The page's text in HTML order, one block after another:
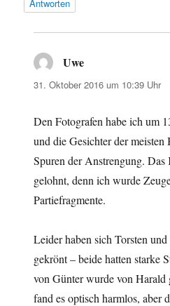
Antworten
Uwe
31. Oktober 2016 um 10:39 Uhr
Den Fotografen habe ich um
und die Gesichter der
Spuren der Anstrengung.
gelohnt, denn ich wurde
Partiefragmente.
Leider haben sich Torsten
gekrönt – beide hatten starke
von Günter wurde von Harald
fand es optisch harmlos, aber